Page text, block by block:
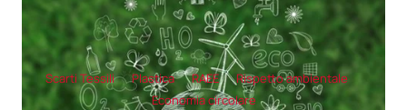
Scarti Tessili Plastica RAEE
Rispetto ambientale
Economia circolare